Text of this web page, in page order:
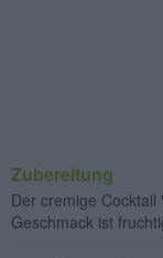
Zubereitung
Der cremige Cocktail
Geschmack ist